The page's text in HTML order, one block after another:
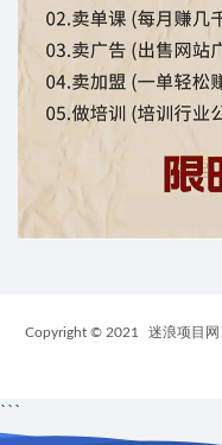
Copyright © 2021 迷浪项目网
```